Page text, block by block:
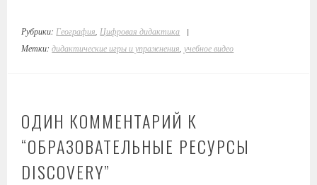
Рубрики: География Цифровая дидактика
|
Метки:дидактические игры и упражнения ,учебное видео
ОДИН КОММЕНТАРИЙ К
“ОБРАЗОВАТЕЛЬНЫЕ РЕСУРСЫ
DISCOVERY”